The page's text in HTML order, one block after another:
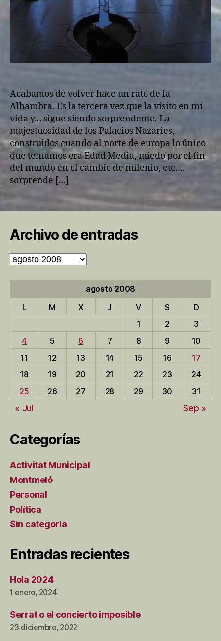
Acabamos de volver hace un rato de la
Alhambra. Es la tercera vez que la visito en mi
vida y… sigue siendo sorprendente. La
majestuosidad de los Palacios Nazaries,
construidos cuando al norte de europa lo único
que teníamos era Edad Media, miedo por el fin
del mundo en el cambio de milenio, etc….
sorprende […]
Archivo de entradas
Archivo
de
agosto 2008
L
M X J V S
D
1
2
3
4
5 6 7 8 9
10
11
12 13 14 15 16
17
18
19 20 21 22 23
24
25
26 27 28 29 30 31
« Jul Sep »
Categorías
Activitat Municipal
Montmeló
Personal
Política
Sin categoría
Entradas recientes
Hola 2024
1 enero, 2024
Serrat o el concierto imposible
23 diciembre, 2022